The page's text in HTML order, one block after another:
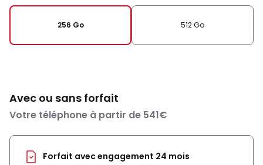
256 Go 512 Go
Avec ou sans forfait
Votre téléphone à partir de 541€
Forfait avec engagement 24 mois